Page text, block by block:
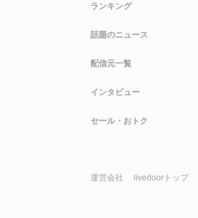
ランキング
話題のニュース
配信元一覧
インタビュー
セール・おトク
運営会社 livedoorトップ